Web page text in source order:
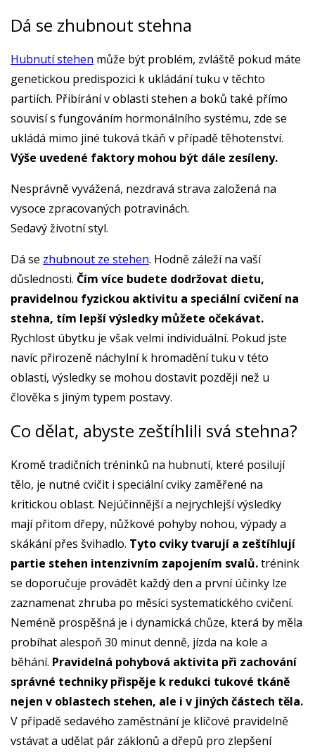
Dá se zhubnout stehna
Hubnutí stehen může být problém, zvláště pokud máte
genetickou predispozici k ukládání tuku v těchto
partiích. Přibírání v oblasti stehen a boků také přímo
souvisí s fungováním hormonálního systému, zde se
ukládá mimo jiné tuková tkáň v případě těhotenství.
Výše uvedené faktory mohou být dále zesíleny.
Nesprávně vyvážená, nezdravá strava založená na
vysoce zpracovaných potravinách.
Sedavý životní styl.
Dá se zhubnout ze stehen. Hodně záleží na vaší
důslednosti. Čím více budete dodržovat dietu,
pravidelnou fyzickou aktivitu a speciální cvičení na
stehna, tím lepší výsledky můžete očekávat.
Rychlost úbytku je však velmi individuální. Pokud jste
navíc přirozeně náchylní k hromadění tuku v této
oblasti, výsledky se mohou dostavit později než u
člověka s jiným typem postavy.
Co dělat, abyste zeštíhlili svá stehna?
Kromě tradičních tréninků na hubnutí, které posilují
tělo, je nutné cvičit i speciální cviky zaměřené na
kritickou oblast. Nejúčinnější a nejrychlejší výsledky
mají přitom dřepy, nůžkové pohyby nohou, výpady a
skákání přes švihadlo. Tyto cviky tvarují a zeštíhlují
partie stehen intenzivním zapojením svalů.trénink
se doporučuje provádět každý den a první účinky lze
zaznamenat zhruba po měsíci systematického cvičení.
Neméně prospěšná je i dynamická chůze, která by měla
probíhat alespoň 30 minut denně, jízda na kole a
běhání. Pravidelná pohybová aktivita při zachování
správné techniky přispěje k redukci tukové tkáně
nejen v oblastech stehen, ale i v jiných částech těla.
V případě sedavého zaměstnání je klíčové pravidelně
vstávat a udělat pár záklonů a dřepů pro zlepšení